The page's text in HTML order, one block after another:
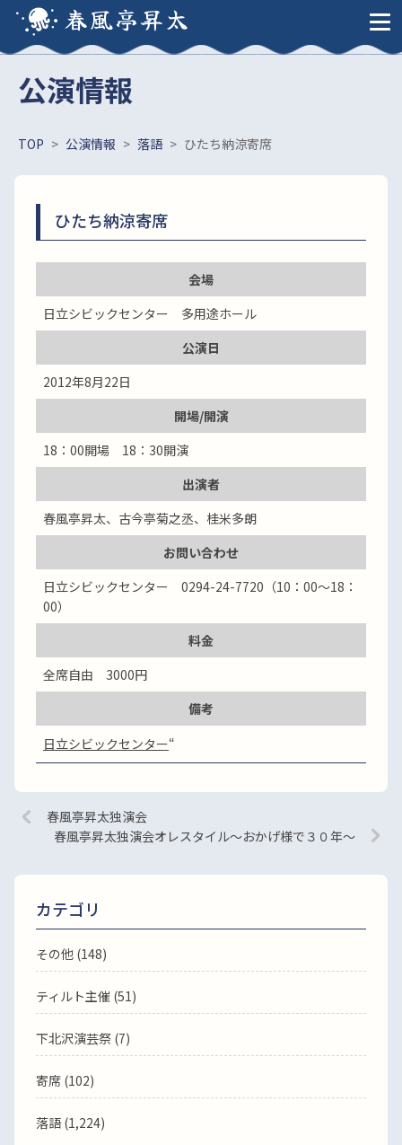
春風亭昇太
公演情報
TOP > 公演情報 > 落語 > ひたち納涼寄席
ひたち納涼寄席
会場
日立シビックセンター 多用途ホール
公演日
2012年8月22日
開場/開演
18：00開場 18：30開演
出演者
春風亭昇太、古今亭菊之丞、桂米多朗
お問い合わせ
日立シビックセンター 0294-24-7720（10：00～18：
00）
料金
全席自由 3000円
備考
日立シビックセンター“
春風亭昇太独演会
春風亭昇太独演会オレスタイル～おかげ様で３０年～
カテゴリ
その他 (148)
ティルト主催 (51)
下北沢演芸祭 (7)
寄席 (102)
落語(1,224)